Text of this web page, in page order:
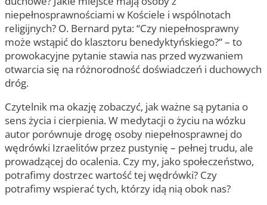
niepełnosprawnościami w Kościele i wspólnotach
religijnych? O. Bernard pyta: “Czy niepełnosprawny
może wstąpić do klasztoru benedyktyńskiego?” – to
prowokacyjne pytanie stawia nas przed wyzwaniem
otwarcia się na różnorodność doświadczeń i duchowych
dróg.
Czytelnik ma okazję zobaczyć, jak ważne są pytania o
sens życia i cierpienia. W medytacji o życiu na wózku
autor porównuje drogę osoby niepełnosprawnej do
wędrówki Izraelitów przez pustynię – pełnej trudu, ale
prowadzącej do ocalenia. Czy my, jako społeczeństwo,
potrafimy dostrzec wartość tej wędrówki? Czy
potrafimy wspierać tych, którzy idą nią obok nas?